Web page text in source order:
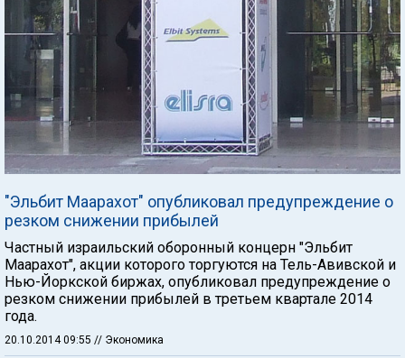
"Эльбит Маарахот" опубликовал предупреждение о
резком снижении прибылей
Частный израильский оборонный концерн "Эльбит
Маарахот", акции которого торгуются на Тель-Авивской и
Нью-Йоркской биржах, опубликовал предупреждение о
резком снижении прибылей в третьем квартале 2014
года.
20.10.2014 09:55 // Экономика